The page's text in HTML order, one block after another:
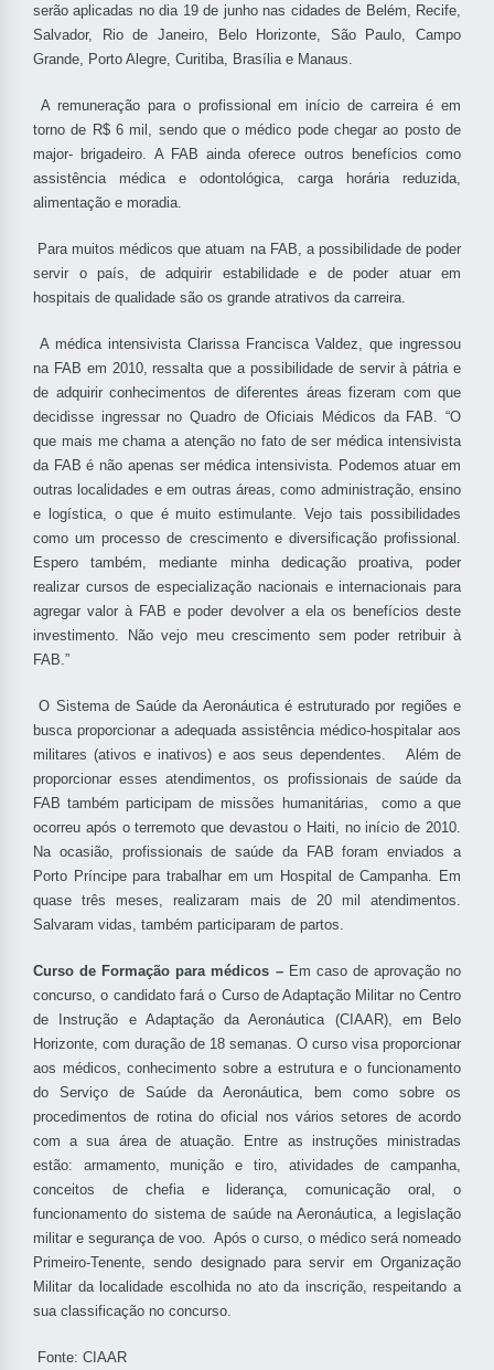
serão aplicadas no dia 19 de junho nas cidades de Belém, Recife,
Salvador, Rio de Janeiro, Belo Horizonte, São Paulo, Campo
Grande, Porto Alegre, Curitiba, Brasília e Manaus.
A remuneração para o profissional em início de carreira é em
torno de R$ 6 mil, sendo que o médico pode chegar ao posto de
major- brigadeiro. A FAB ainda oferece outros benefícios como
assistência médica e odontológica, carga horária reduzida,
alimentação e moradia.
Para muitos médicos que atuam na FAB, a possibilidade de poder
servir o país, de adquirir estabilidade e de poder atuar em
hospitais de qualidade são os grande atrativos da carreira.
A médica intensivista Clarissa Francisca Valdez, que ingressou
na FAB em 2010, ressalta que a possibilidade de servir à pátria e
de adquirir conhecimentos de diferentes áreas fizeram com que
decidisse ingressar no Quadro de Oficiais Médicos da FAB. “O
que mais me chama a atenção no fato de ser médica intensivista
da FAB é não apenas ser médica intensivista. Podemos atuar em
outras localidades e em outras áreas, como administração, ensino
e logística, o que é muito estimulante. Vejo tais possibilidades
como um processo de crescimento e diversificação profissional.
Espero também, mediante minha dedicação proativa, poder
realizar cursos de especialização nacionais e internacionais para
agregar valor à FAB e poder devolver a ela os benefícios deste
investimento. Não vejo meu crescimento sem poder retribuir à
FAB.”
O Sistema de Saúde da Aeronáutica é estruturado por regiões e
busca proporcionar a adequada assistência médico-hospitalar aos
militares (ativos e inativos) e aos seus dependentes. Além de
proporcionar esses atendimentos, os profissionais de saúde da
FAB também participam de missões humanitárias, como a que
ocorreu após o terremoto que devastou o Haiti, no início de 2010.
Na ocasião, profissionais de saúde da FAB foram enviados a
Porto Príncipe para trabalhar em um Hospital de Campanha. Em
quase três meses, realizaram mais de 20 mil atendimentos.
Salvaram vidas, também participaram de partos.
Curso de Formação para médicos – Em caso de aprovação no
concurso, o candidato fará o Curso de Adaptação Militar no Centro
de Instrução e Adaptação da Aeronáutica (CIAAR), em Belo
Horizonte, com duração de 18 semanas. O curso visa proporcionar
aos médicos, conhecimento sobre a estrutura e o funcionamento
do Serviço de Saúde da Aeronáutica, bem como sobre os
procedimentos de rotina do oficial nos vários setores de acordo
com a sua área de atuação. Entre as instruções ministradas
estão: armamento, munição e tiro, atividades de campanha,
conceitos de chefia e liderança, comunicação oral, o
funcionamento do sistema de saúde na Aeronáutica, a legislação
militar e segurança de voo. Após o curso, o médico será nomeado
Primeiro-Tenente, sendo designado para servir em Organização
Militar da localidade escolhida no ato da inscrição, respeitando a
sua classificação no concurso.
Fonte: CIAAR